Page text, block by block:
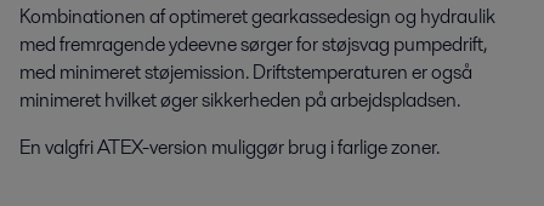
Kombinationen af optimeret gearkassedesign og hydraulik
med fremragende ydeevne sørger for støjsvag pumpedrift,
med minimeret støjemission. Driftstemperaturen er også
minimeret hvilket øger sikkerheden på arbejdspladsen.
En valgfri ATEX-version muliggør brug i farlige zoner.